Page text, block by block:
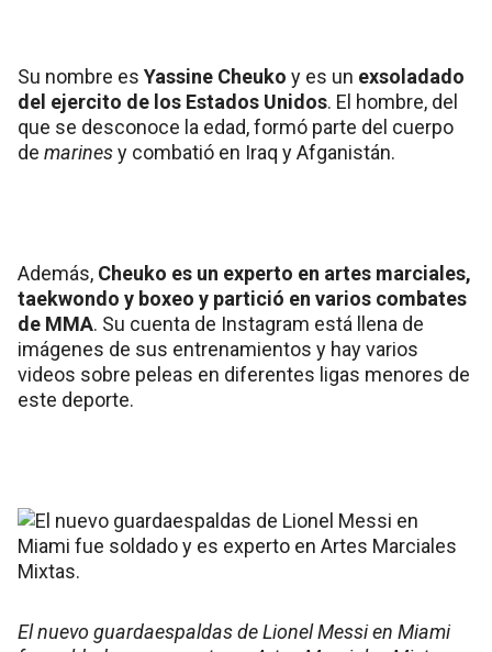
Su nombre es Yassine Cheuko y es un exsoladado
del ejercito de los Estados Unidos. El hombre, del
que se desconoce la edad, formó parte del cuerpo
de marinesy combatió en Iraq y Afganistán.
Además, Cheuko es un experto en artes marciales,
taekwondo y boxeo y partició en varios combates
de MMA. Su cuenta de Instagram está llena de
imágenes de sus entrenamientos y hay varios
videos sobre peleas en diferentes ligas menores de
este deporte.
El nuevo guardaespaldas de Lionel Messi en Miami